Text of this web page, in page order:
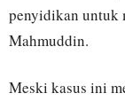
penyidikan untuk
Mahmuddin.
Meski kasus ini